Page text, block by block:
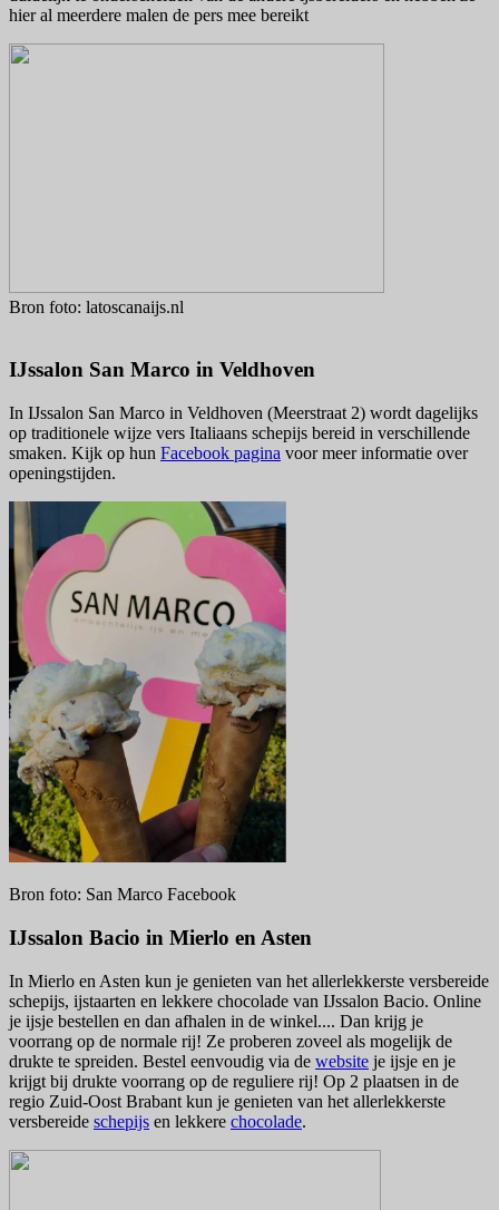
hier al meerdere malen de pers mee bereikt
Bron foto: latoscanaijs.nl
IJssalon San Marco in Veldhoven
In IJssalon San Marco in Veldhoven (Meerstraat 2) wordt dagelijks
op traditionele wijze vers Italiaans schepijs bereid in verschillende
smaken. Kijk op hun Facebook pagina voor meer informatie over
openingstijden.
Bron foto: San Marco Facebook
IJssalon Bacio in Mierlo en Asten
In Mierlo en Asten kun je genieten van het allerlekkerste versbereide
schepijs, ijstaarten en lekkere chocolade van IJssalon Bacio. Online
je ijsje bestellen en dan afhalen in de winkel.... Dan krijg je
voorrang op de normale rij! Ze proberen zoveel als mogelijk de
drukte te spreiden. Bestel eenvoudig via de website je ijsje en je
krijgt bij drukte voorrang op de reguliere rij! Op 2 plaatsen in de
regio Zuid-Oost Brabant kun je genieten van het allerlekkerste
versbereide schepijs en lekkere chocolade.